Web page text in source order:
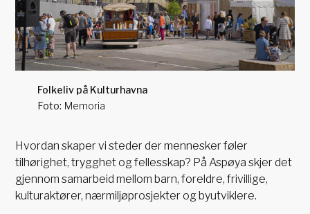
Folkeliv på Kulturhavna
Memoria
Hvordan skaper vi steder der mennesker føler
tilhørighet, trygghet og fellesskap? På Aspøya skjer det
gjennom samarbeid mellom barn, foreldre, frivillige,
kulturaktører, nærmiljøprosjekter og byutviklere.